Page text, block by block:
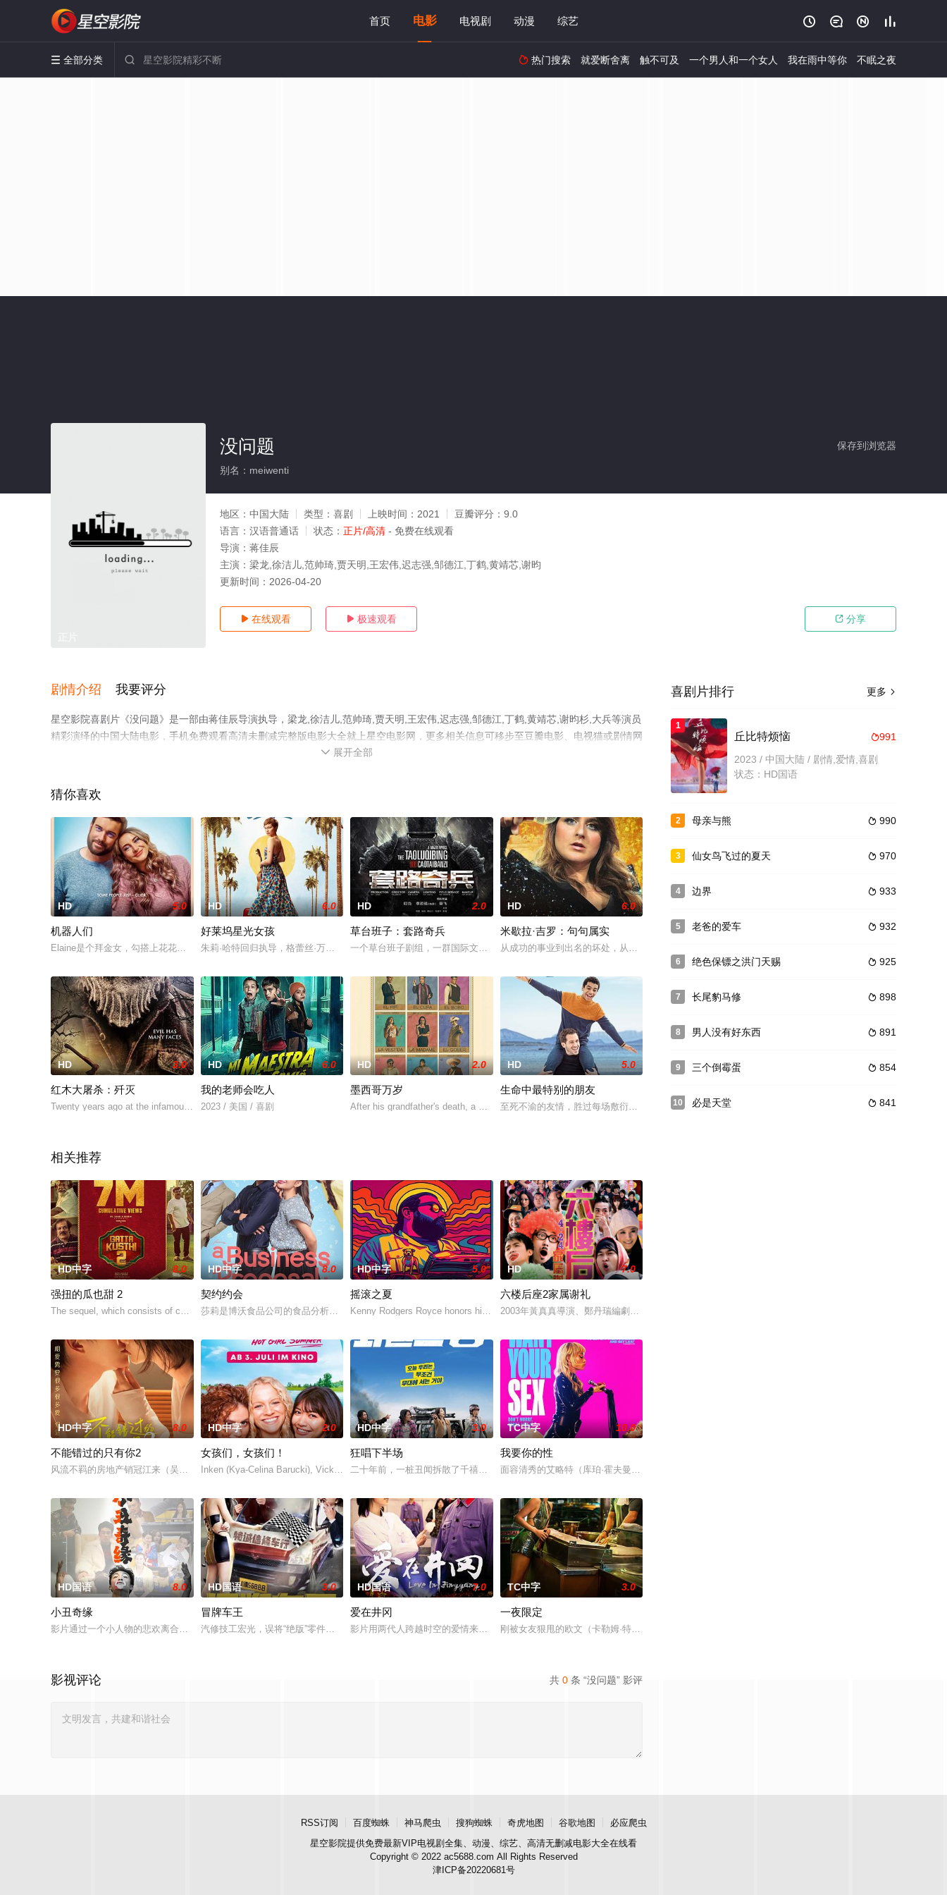
首页 电影 电视剧 动漫 综艺    
 全部分类   热门搜索 就爱断舍离 触不可及 一个男人和一个女人 我在雨中等你 不眠之夜
保存到浏览器
没问题
别名：meiwenti
地区： 中国大陆 类型： 喜剧 上映时间： 2021 豆瓣评分： 9.0
语言： 汉语普通话 状态： 正片/高清 - 免费在线观看
导演： 蒋佳辰
主演： 梁龙,徐洁儿,范帅琦,贾天明,王宏伟,迟志强,邹德江,丁鹤,黄靖芯,谢昀
更新时间： 2026-04-20
 在线观看  极速观看  分享
剧情介绍 我要评分
星空影院喜剧片《没问题》是一部由蒋佳辰导演执导，梁龙,徐洁儿,范帅琦,贾天明,王宏伟,迟志强,邹德江,丁鹤,黄靖芯,谢昀杉,大兵等演员
精彩演绎的中国大陆电影，手机免费观看高清未删减完整版电影大全就上星空电影网，更多相关信息可移步至豆瓣电影、电视猫或剧情网
 展开全部
猜你喜欢
HD 5.0
机器人们
Elaine是个拜金女，勾搭上花花公子Charles之后就让自己的替身机器人替她跟他亲密。没想到Charles也派去了自
HD 6.0
好莱坞星光女孩
朱莉·哈特回归执导，格蕾丝·万德沃尔回归主演，迈克尔·潘操刀续集影片的原创音乐，哈特与约旦·霍洛维茨共同操刀剧本。续集影
HD 2.0
草台班子：套路奇兵
一个草台班子剧组，一群国际文物大盗，在古代遗迹中宿命的不期而遇，叹为观止的“专业套路”交织着风马牛不相及的人，小人物和大
HD 6.0
米歇拉·吉罗：句句属实
从成功的事业到出名的坏处，从令人不适的“曲线美”标签到青少年时期艰苦的芭蕾岁月，且听米歇拉·吉罗畅谈
HD 3.0
红木大屠杀：歼灭
Twenty years ago at the infamous Redwood Farm, the owner wen
HD 6.0
我的老师会吃人
2023 / 美国 / 喜剧
HD 2.0
墨西哥万岁
After his grandfather's death, a man travels with his wi
HD 5.0
生命中最特别的朋友
至死不渝的友情，胜过每场敷衍的关系。富二代托马斯游手好闲拒绝长大，被迫照顾一个身患先天疾病、随时
相关推荐
HD中字 8.0
强扭的瓜也甜 2
The sequel, which consists of consecutive events following t
HD中字 8.0
契约约会
莎莉是博沃食品公司的食品分析师，如今陷入财务困境，她答应为挚友雅斯敏牵线搭桥，为她安排相亲。原来，雅斯敏的约会对象是乌塔
HD中字 5.0
摇滚之夏
Kenny Rodgers Royce honors his late mother's legacy by f
HD 7.0
六楼后座2家属谢礼
2003年黃真真導演、鄭丹瑞編劇的喜劇《六樓后座》拍出香港新一代的愛情面面觀，其中「Truth orDare」大
HD中字 8.0
不能错过的只有你2
风流不羁的房地产销冠江来（吴翊歌 饰），为利益化身“深情画家”，步步为营接近倔强女医生李梦（李萌萌 饰）。他算计利益得失
HD中字 2.0
女孩们，女孩们！
Inken (Kya-Celina Barucki), Vicky (Julia Novohradsky) und Le
HD中字 3.0
狂唱下半场
二十年前，一桩丑闻拆散了千禧年初期当红的韩国流行三人团体。如今，三人为了一场仅有一次的演出再度合体，前提是他们得克服接踵
TC中字 10.0
我要你的性
面容清秀的艾略特（库珀·霍夫曼 Cooper Hoffman 饰）在著名艺术家艾丽卡·特蕾西（奥利维亚·王尔德 Oliv
HD国语 8.0
小丑奇缘
影片通过一个小人物的悲欢离合，宣扬了树立正确的恋爱观生活观的必要性，鞭挞了追金，虚荣等错误的观念，让人在捧腹之余感受到人
HD国语 3.0
冒牌车王
汽修技工宏光，误将“绝版”零件遗落盲女薛薇薇家中，为了找回丢失的东西，宏光无意中伪装成车王与薇薇进行交往，一场错位的爱情
HD国语 7.0
爱在井冈
影片用两代人跨越时空的爱情来演绎吉安老区人民的创业故事、幸福故事、追梦故事。脱贫不松劲，致富再出发。虽然父亲曾在家乡遭到
TC中字 3.0
一夜限定
刚被女友狠甩的欧文（卡勒姆·特纳 饰）和满怀浪漫情怀和希望的艾莉（莫妮卡·巴巴罗 饰）或许是这座城市里
共 0 条 “没问题” 影评
影视评论
更多 
喜剧片排行
1
991
丘比特烦恼
2023 / 中国大陆 / 剧情,爱情,喜剧
状态：HD国语
2  990
母亲与熊
3  970
仙女鸟飞过的夏天
4  933
边界
5  932
老爸的爱车
6  925
绝色保镖之洪门天赐
7  898
长尾豹马修
8  891
男人没有好东西
9  854
三个倒霉蛋
10  841
必是天堂
RSS订阅 百度蜘蛛 神马爬虫 搜狗蜘蛛 奇虎地图 谷歌地图
必应爬虫
星空影院提供免费最新VIP电视剧全集、动漫、综艺、高清无删减电影大全在线看
Copyright © 2022 ac5688.com All Rights Reserved
津ICP备20220681号